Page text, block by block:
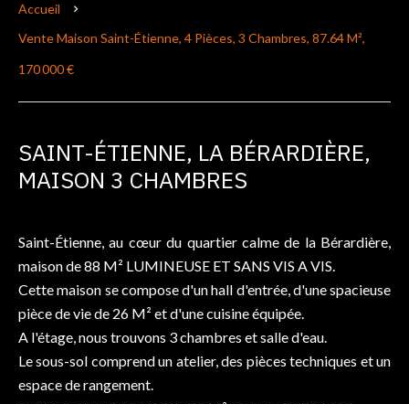
Accueil
Vente Maison Saint-Étienne, 4 Pièces, 3 Chambres, 87.64 M²,
170 000 €
SAINT-ÉTIENNE, LA BÉRARDIÈRE,
MAISON 3 CHAMBRES
Saint-Étienne, au cœur du quartier calme de la Bérardière,
maison de 88 M² LUMINEUSE ET SANS VIS A VIS.
Cette maison se compose d'un hall d'entrée, d'une spacieuse
pièce de vie de 26 M² et d'une cuisine équipée.
A l'étage, nous trouvons 3 chambres et salle d'eau.
Le sous-sol comprend un atelier, des pièces techniques et un
espace de rangement.